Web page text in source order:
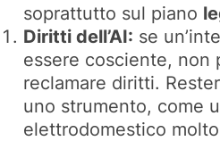
soprattutto sul piano
Diritti dell’AI: se
essere cosciente, non
reclamare diritti.
uno strumento, come
elettrodomestico